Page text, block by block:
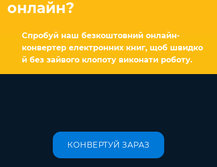
онлайн?
Спробуй наш безкоштовний онлайн-
конвертер електронних книг, щоб швидко
й без зайвого клопоту виконати роботу.
КОНВЕРТУЙ ЗАРАЗ